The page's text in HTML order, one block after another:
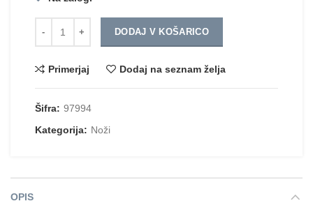
DODAJ V KOŠARICO
Primerjaj Dodaj na seznam želja
Šifra: 97994
Kategorija: Noži
OPIS